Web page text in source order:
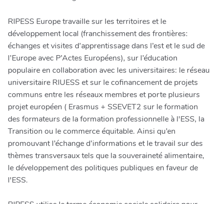
RIPESS Europe travaille sur les territoires et le
développement local (franchissement des frontières:
échanges et visites d’apprentissage dans l’est et le sud de
l’Europe avec P’Actes Européens), sur l’éducation
populaire en collaboration avec les universitaires: le réseau
universitaire RIUESS et sur le cofinancement de projets
communs entre les réseaux membres et porte plusieurs
projet européen ( Erasmus + SSEVET2 sur le formation
des formateurs de la formation professionnelle à l'ESS, la
Transition ou le commerce équitable. Ainsi qu’en
promouvant l’échange d’informations et le travail sur des
thèmes transversaux tels que la souveraineté alimentaire,
le développement des politiques publiques en faveur de
l'ESS.